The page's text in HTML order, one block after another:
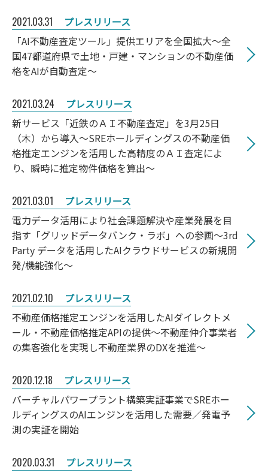
2021.03.31
プレスリリース
「AI不動産査定ツール」提供エリアを全国拡大～全
国47都道府県で土地・戸建・マンションの不動産価
格をAIが自動査定～
2021.03.24
プレスリリース
新サービス「近鉄のＡＩ不動産査定」を3月25日
（木）から導入～SREホールディングスの不動産価
格推定エンジンを活用した高精度のＡＩ査定によ
り、瞬時に推定物件価格を算出～
2021.03.01
プレスリリース
電力データ活用により社会課題解決や産業発展を目
指す「グリッドデータバンク・ラボ」への参画～3rd
Party データを活用したAIクラウドサービスの新規開
発/機能強化～
2021.02.10
プレスリリース
不動産価格推定エンジンを活用したAIダイレクトメ
ール・不動産価格推定APIの提供～不動産仲介事業者
の集客強化を実現し不動産業界のDXを推進～
2020.12.18
プレスリリース
バーチャルパワープラント構築実証事業でSREホー
ルディングスのAIエンジンを活用した需要／発電予
測の実証を開始
2020.03.31
プレスリリース